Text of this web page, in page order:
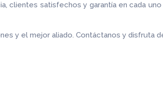
clientes satisfechos y garantía en cada
y el mejor aliado.Contáctanos y disfruta